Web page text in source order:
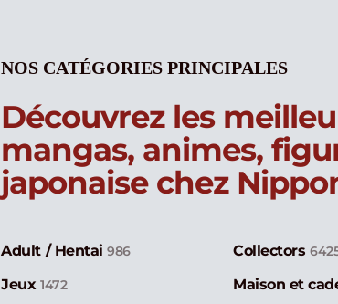
NOS CATÉGORIES PRINCIPALES
Découvrez les
mangas, animes,
japonaise chez
Adult / Hentai986 Collectors
Jeux 1472 Maison et